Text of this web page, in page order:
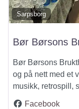
Sarpsborg
Bør Børsons
Bør Børsons
og på nett med et
musikk, retrospill,
Facebook